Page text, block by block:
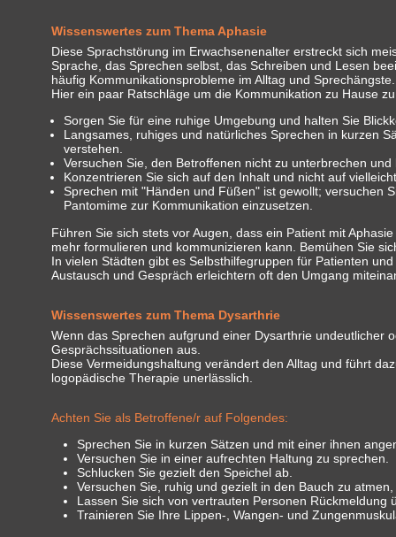
Wissenswertes zum Thema Aphasie
Diese Sprachstörung im Erwachsenenalter erstreckt sich
Sprache, das Sprechen selbst, das Schreiben und Lesen
häufig Kommunikationsprobleme im Alltag und Sprechängste.
Hier ein paar Ratschläge um die Kommunikation zu Hause
Sorgen Sie für eine ruhige Umgebung und halten Sie
Langsames, ruhiges und natürliches Sprechen in kurzen
verstehen.
Versuchen Sie, den Betroffenen nicht zu unterbrechen
Konzentrieren Sie sich auf den Inhalt und nicht auf
Sprechen mit "Händen und Füßen" ist gewollt; versuchen
Pantomime zur Kommunikation einzusetzen.
Führen Sie sich stets vor Augen, dass ein Patient mit
mehr formulieren und kommunizieren kann. Bemühen Sie
In vielen Städten gibt es Selbsthilfegruppen für Patienten
Austausch und Gespräch erleichtern oft den Umgang
Wissenswertes zum Thema Dysarthrie
Wenn das Sprechen aufgrund einer Dysarthrie undeutlicher
Gesprächssituationen aus.
Diese Vermeidungshaltung verändert den Alltag und führt
logopädische Therapie unerlässlich.
Achten Sie als Betroffene/r auf Folgendes:
Sprechen Sie in kurzen Sätzen und mit einer ihnen
Versuchen Sie in einer aufrechten Haltung zu sprechen.
Schlucken Sie gezielt den Speichel ab.
Versuchen Sie, ruhig und gezielt in den Bauch zu
Lassen Sie sich von vertrauten Personen
Trainieren Sie Ihre Lippen-, Wangen- und